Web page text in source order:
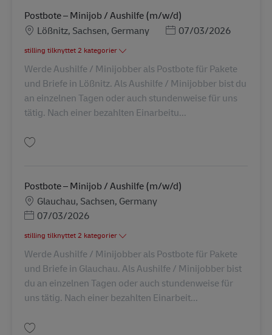
Postbote – Minijob / Aushilfe (m/w/d)
Lokation
Lößnitz, Sachsen, Germany Posted Date
07/03/2026
stilling tilknyttet 2 kategorier
Werde Aushilfe / Minijobber als Postbote für Pakete
und Briefe in Lößnitz. Als Aushilfe / Minijobber bist du
an einzelnen Tagen oder auch stundenweise für uns
tätig. Nach einer bezahlten Einarbeitu...
Postbote – Minijob / Aushilfe (m/w/d)
Lokation
Glauchau, Sachsen, Germany
Posted Date
07/03/2026
stilling tilknyttet 2 kategorier
Werde Aushilfe / Minijobber als Postbote für Pakete
und Briefe in Glauchau. Als Aushilfe / Minijobber bist
du an einzelnen Tagen oder auch stundenweise für
uns tätig. Nach einer bezahlten Einarbeit...